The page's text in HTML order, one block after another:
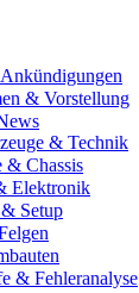
& Vorstellung
& Technik
Chassis
Elektronik
Setup
& Fehleranalyse